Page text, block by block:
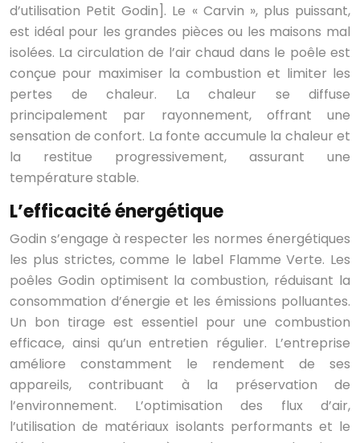
d’utilisation Petit Godin]. Le « Carvin », plus puissant,
est idéal pour les grandes pièces ou les maisons mal
isolées. La circulation de l’air chaud dans le poêle est
conçue pour maximiser la combustion et limiter les
pertes de chaleur. La chaleur se diffuse
principalement par rayonnement, offrant une
sensation de confort. La fonte accumule la chaleur et
la restitue progressivement, assurant une
température stable.
L’efficacité énergétique
Godin s’engage à respecter les normes énergétiques
les plus strictes, comme le label Flamme Verte. Les
poêles Godin optimisent la combustion, réduisant la
consommation d’énergie et les émissions polluantes.
Un bon tirage est essentiel pour une combustion
efficace, ainsi qu’un entretien régulier. L’entreprise
améliore constamment le rendement de ses
appareils, contribuant à la préservation de
l’environnement. L’optimisation des flux d’air,
l’utilisation de matériaux isolants performants et le